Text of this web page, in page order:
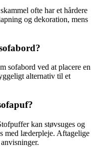
ofte har et hårdere
og dekoration, mens
sofabord ved at placere en
alternativ til et
kan støvsuges og
med læderpleje. Aftagelige